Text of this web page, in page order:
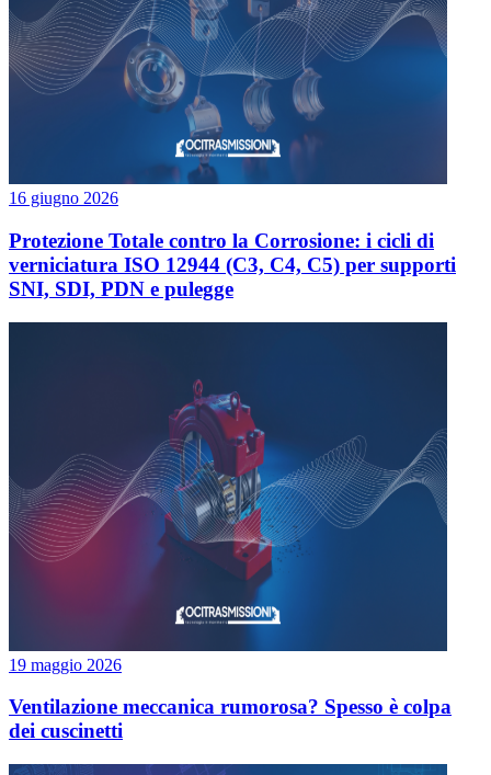
16 giugno 2026
Protezione Totale contro la Corrosione: i cicli di
verniciatura ISO 12944 (C3, C4, C5) per supporti
SNI, SDI, PDN e pulegge
19 maggio 2026
Ventilazione meccanica rumorosa? Spesso è colpa
dei cuscinetti